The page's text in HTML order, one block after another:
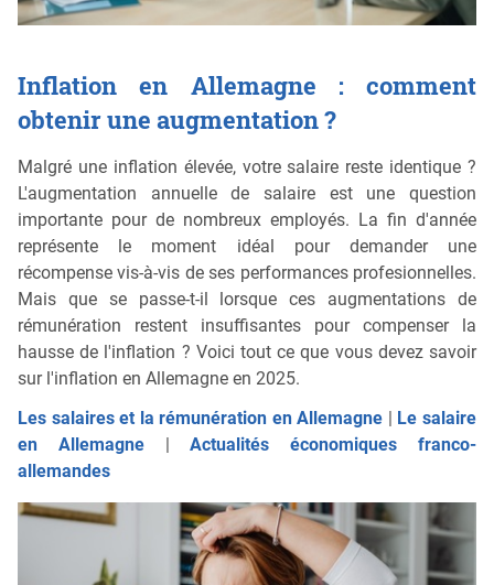
Inflation en Allemagne : comment
obtenir une augmentation ?
Malgré une inflation élevée, votre salaire reste identique ?
L'augmentation annuelle de salaire est une question
importante pour de nombreux employés. La fin d'année
représente le moment idéal pour demander une
récompense vis-à-vis de ses performances profesionnelles.
Mais que se passe-t-il lorsque ces augmentations de
rémunération restent insuffisantes pour compenser la
hausse de l'inflation ? Voici tout ce que vous devez savoir
sur l'inflation en Allemagne en 2025.
Les salaires et la rémunération en Allemagne | Le salaire
en Allemagne|Actualités économiques franco-
allemandes